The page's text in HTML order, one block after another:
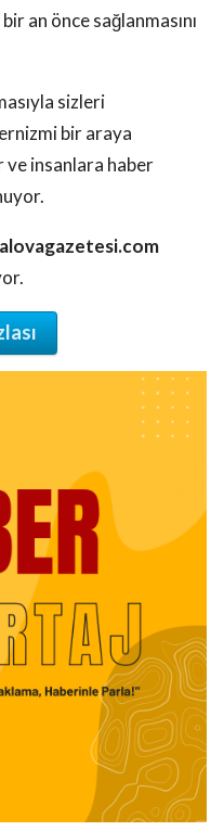
an önce sağlanmasını
sizleri
bir araya
insanlara haber